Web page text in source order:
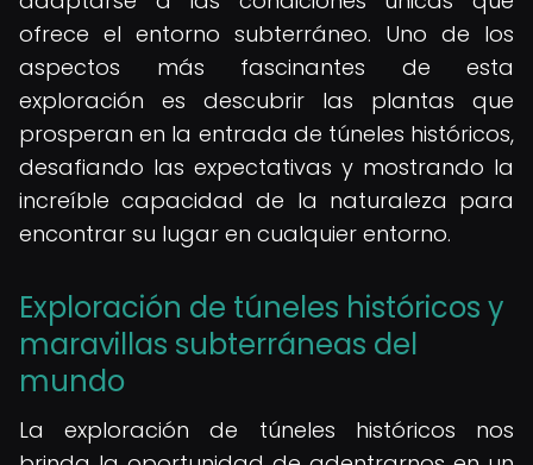
ofrece el entorno subterráneo. Uno de los
aspectos más fascinantes de esta
exploración es descubrir las plantas que
prosperan en la entrada de túneles históricos,
desafiando las expectativas y mostrando la
increíble capacidad de la naturaleza para
encontrar su lugar en cualquier entorno.
Exploración de túneles históricos y
maravillas subterráneas del
mundo
La exploración de túneles históricos nos